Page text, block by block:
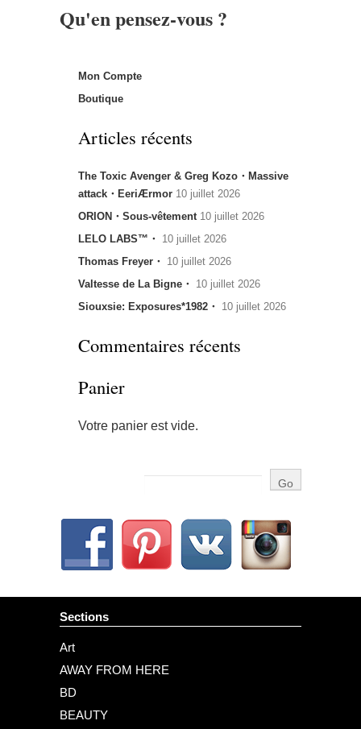
Qu'en pensez-vous ?
Mon Compte
Boutique
Articles récents
The Toxic Avenger & Greg Kozo・Massive
attack・EeriÆrmor 10 juillet 2026
ORION・Sous-vêtement 10 juillet 2026
LELO LABS™・ 10 juillet 2026
Thomas Freyer・ 10 juillet 2026
Valtesse de La Bigne・ 10 juillet 2026
Siouxsie: Exposures*1982・ 10 juillet 2026
Commentaires récents
Panier
Votre panier est vide.
Sections
Art
AWAY FROM HERE
BD
BEAUTY